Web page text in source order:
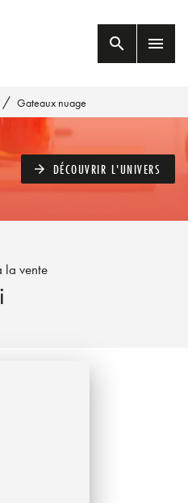
search menu
/ Gateaux nuage
arrow_forward DÉCOUVRIR L'UNIVERS
la vente